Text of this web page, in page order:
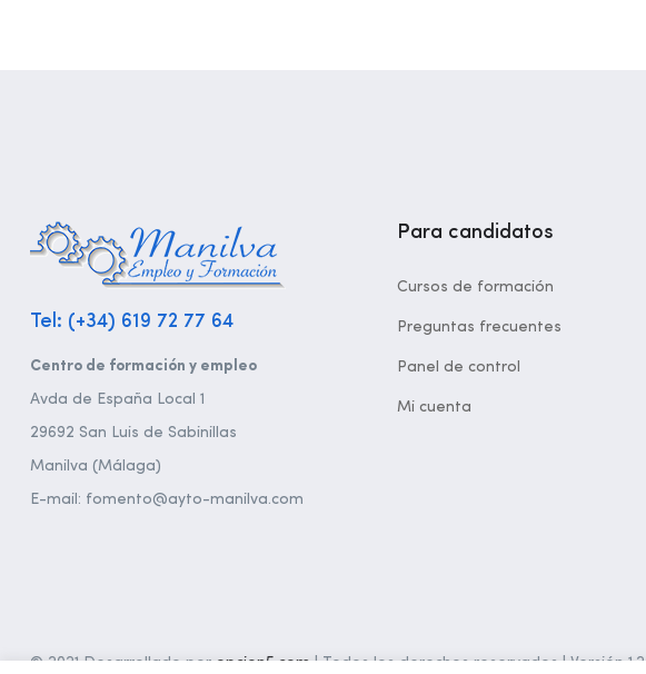
Tel: (+34) 619 72 77 64
Centro de formación y empleo
Avda de España Local 1
29692 San Luis de Sabinillas
Manilva (Málaga)
E-mail: fomento@ayto-manilva.com
Para candidatos
Cursos de formación
Preguntas frecuentes
Panel de control
Mi cuenta
© 2021 Desarrollado poropcion5.com| Todos los derechos reservados | Versión 1.2